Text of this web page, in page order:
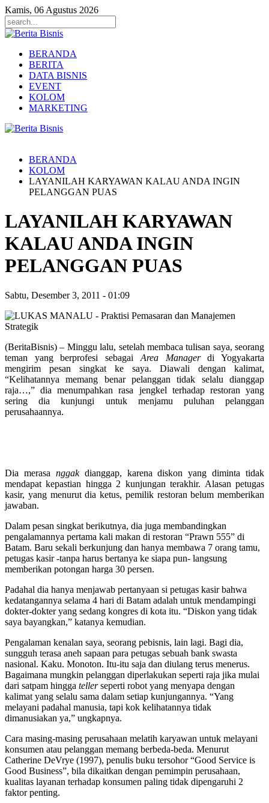
Kamis, 06 Agustus 2026
BERANDA
BERITA
DATA BISNIS
EVENT
KOLOM
MARKETING
BERANDA
KOLOM
LAYANILAH KARYAWAN KALAU ANDA INGIN
PELANGGAN PUAS
LAYANILAH KARYAWAN
KALAU ANDA INGIN
PELANGGAN PUAS
Sabtu, Desember 3, 2011 - 01:09
(BeritaBisnis) – Minggu lalu, setelah membaca tulisan saya, seorang
teman yang berprofesi sebagai Area Managerdi Yogyakarta
mengirim pesan singkat ke saya. Diawali dengan kalimat,
“Kelihatannya memang benar pelanggan tidak selalu dianggap
raja…,” dia menumpahkan rasa jengkel terhadap restoran yang
sering dia kunjungi untuk menjamu puluhan pelanggan
perusahaannya.
Dia merasa nggakdianggap, karena diskon yang diminta tidak
mendapat kepastian hingga 2 kunjungan terakhir. Alasan petugas
kasir, yang menurut dia ketus, pemilik restoran belum memberikan
jawaban.
Dalam pesan singkat berikutnya, dia juga membandingkan
pengalamannya pertama kali makan di restoran “Prawn 555” di
Batam. Baru sekali berkunjung dan hanya membawa 7 orang tamu,
petugas kasir -tanpa harus bertanya ke siapa pun- langsung
memberikan potongan harga 30 persen.
Padahal dia hanya menjawab pertanyaan si petugas kasir bahwa
kedatangannya selama 4 hari di Batam adalah untuk mendampingi
dokter-dokter yang sedang kongres di kota itu. “Diskon yang tidak
saya bayangkan,” katanya kemudian.
Pengalaman kenalan saya, seorang pebisnis, lain lagi. Bagi dia,
sungguh terasa aneh sapaan para petugas sebuah bank swasta
nasional. Kaku. Monoton. Itu-itu saja dan diulang terus menerus.
Bagaimana mungkin pelanggan diperlakukan seperti raja jika mulai
dari satpam hingga tellerseperti robot yang menyapa dengan
kalimat yang selalu sama dalam setiap kunjungannya. “Yang
melayani padahal manusia, tapi kok kelihatannya tidak
dimanusiakan ya,” ungkapnya.
Cara masing-masing perusahaan melatih karyawan untuk melayani
konsumen atau pelanggan memang berbeda-beda. Menurut
Catherine DeVrye (1997), penulis buku tersohor “Good Service is
Good Business”, bila dikaitkan dengan pemimpin perusahaan,
kualitas layanan terhadap konsumen paling tidak dipengaruhi 2
faktor penting.